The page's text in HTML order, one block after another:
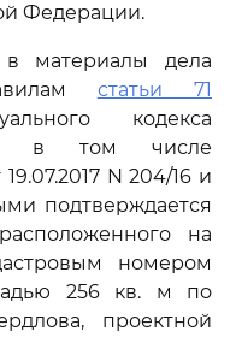
Федерации.
материалы дела
статьи 71
кодекса
в том числе
N 204/16 и
подтверждается
на
номером
256 кв. м по
проектной